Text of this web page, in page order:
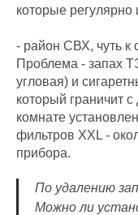
которые
- район СВХ, чуть к
Проблема - запах
угловая) и
который граничит
комнате
фильтров XXL -
прибора.
По удалению
Можно ли